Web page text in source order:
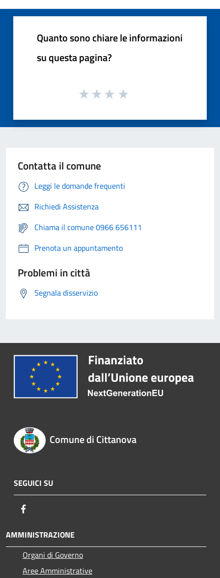
Quanto sono chiare le informazioni
su questa pagina?
Contatta il comune
Leggi le domande frequenti
Richiedi Assistenza
Chiama il comune 0966 656111
Prenota un appuntamento
Problemi in città
Segnala disservizio
Comune di Cittanova
SEGUICI SU
AMMINISTRAZIONE
Organi di Governo
Aree Amministrative